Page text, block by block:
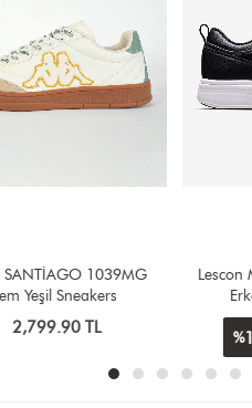
Lescon Marine Siyah Sneakers
Erkek Spor Ayakkabı
% 18